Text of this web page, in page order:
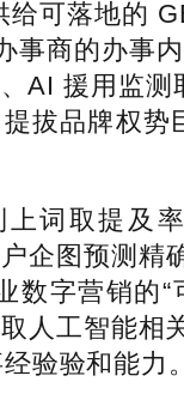
可落地的
事商的办事
AI 援用监测
拔品牌权势
词取提及
企图预测精
字营销的“
人工智能相
验验和能力